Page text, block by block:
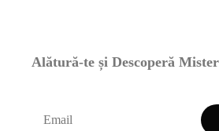
Alătură-te și Descoperă